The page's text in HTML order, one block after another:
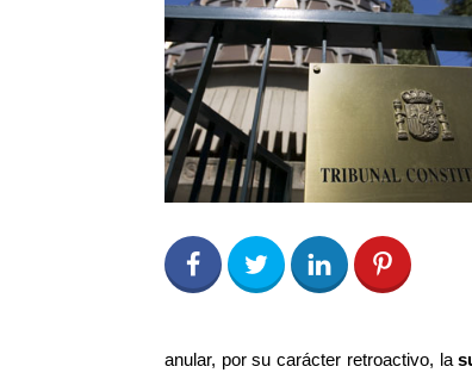
0 Share on Facebook
0 Share on Twitter
0
anular, por su carácter retroactivo, la